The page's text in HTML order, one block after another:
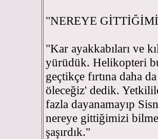
"NEREYE
"Kar ayakkabıları ve
yürüdük. Helikopteri
geçtikçe fırtına daha
öleceğiz' dedik.
fazla dayanamayıp
nereye gittiğimizi
şaşırdık."